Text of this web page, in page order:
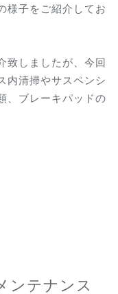
様子をご紹介してお
致しましたが、今回
内清掃やサスペンシ
、ブレーキパッドの